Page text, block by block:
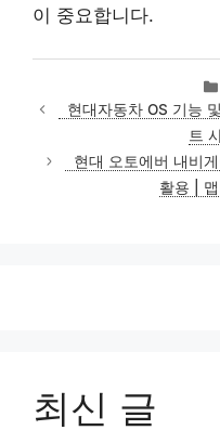
이 중요합니다.
현대자동차 OS 기능
트
현대 오토에버 내비
활용 |
최신 글